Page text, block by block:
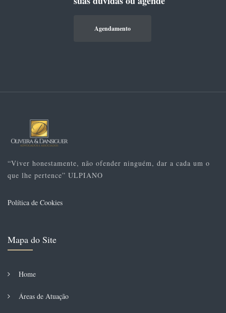
Agendamento
“Viver honestamente, não ofender ninguém, dar a cada um o
que lhe pertence” ULPIANO
Política de Cookies
Mapa do Site
Home
Áreas de Atuação